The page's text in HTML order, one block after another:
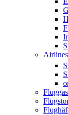
Airlines